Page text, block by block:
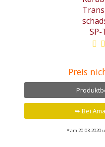
Preis
➥ Bei
* am 20.03.2020